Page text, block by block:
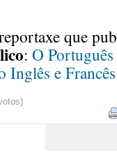
que
: O
Inglês e Francês